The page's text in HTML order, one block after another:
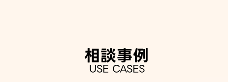
相談事例
USE CASES